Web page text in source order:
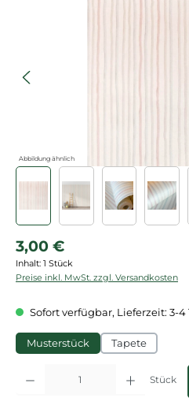
Abbildung ähnlich
Regulärer Preis:
3,00 €
Inhalt: 1 Stück
Preise inkl. MwSt. zzgl. Versandkosten
Sofort verfügbar, Lieferzeit: 3-4
Musterstück Tapete
Produkt Anzahl: Gib den gewünschten
Stück